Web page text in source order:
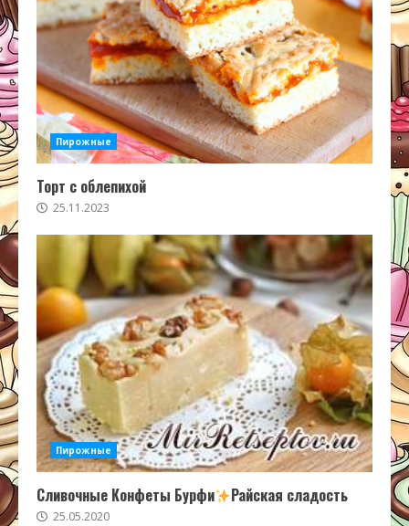
Пирожные
Торт с облепихой
25.11.2023
Пирожные
Сливочные Конфеты Бурфи Райская сладость
25.05.2020